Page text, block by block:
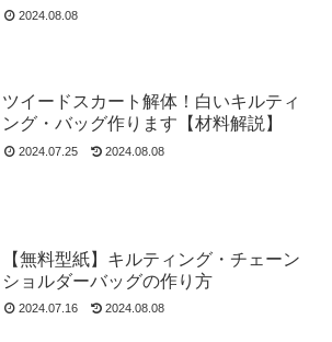
2024.08.08
ツイードスカート解体！白いキルティ
ング・バッグ作ります【材料解説】
2024.07.25 2024.08.08
【無料型紙】キルティング・チェーン
ショルダーバッグの作り方
2024.07.16 2024.08.08